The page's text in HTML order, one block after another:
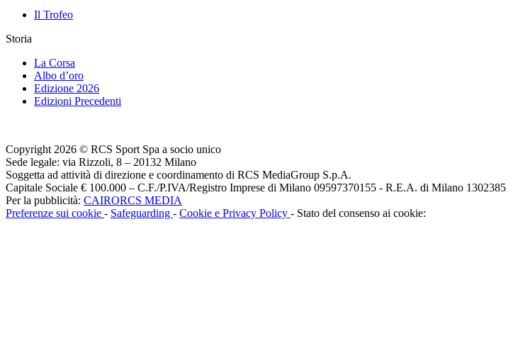
Il Trofeo
Storia
La Corsa
Albo d’oro
Edizione 2026
Edizioni Precedenti
Copyright 2026 © RCS Sport Spa a socio unico
Sede legale: via Rizzoli, 8 – 20132 Milano
Soggetta ad attività di direzione e coordinamento di RCS MediaGroup S.p.A.
Capitale Sociale € 100.000 – C.F./P.IVA/Registro Imprese di Milano 09597370155 - R.E.A. di Milano 1302385
Per la pubblicità: CAIRORCS MEDIA
Preferenze sui cookie - Safeguarding - Cookie e Privacy Policy - Stato del consenso ai cookie: